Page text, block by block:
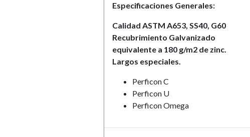
Especificaciones Generales:
Calidad ASTM A653, SS40, G60
Recubrimiento Galvanizado
equivalente a 180 g/m2 de zinc.
Largos especiales.
Perficon C
Perficon U
Perficon Omega